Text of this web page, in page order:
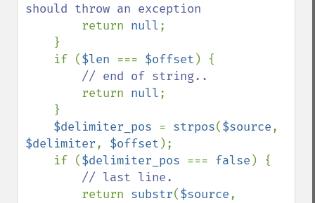
should throw an exception
return null;
    if (
$len === $offset ) {
// end of string..
return null;
$delimiter_pos = strpos($source
$delimiter, $offset );
    if (
$delimiter_pos === false ) {
// last line.
return substr($source